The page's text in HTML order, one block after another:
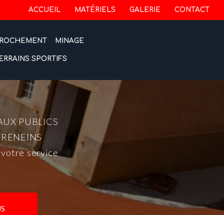
secondaire
ACCUEIL MATÉRIELS GALERIE CONTACT
MINAGE
SPORTIFS
PUBLICS
service